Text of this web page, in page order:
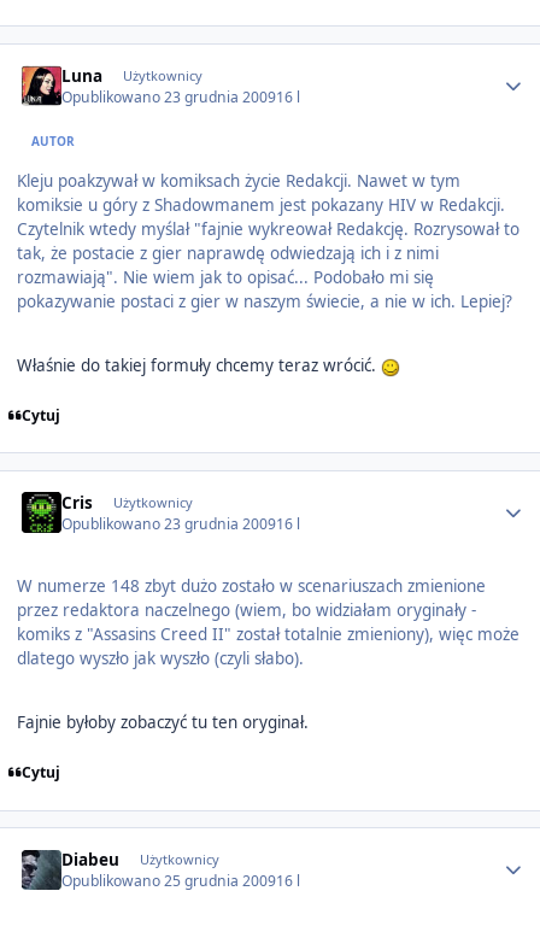
Luna Użytkownicy
Opublikowano23 grudnia 200916 l
AUTOR
Kleju poakzywał w komiksach życie Redakcji. Nawet w tym
komiksie u góry z Shadowmanem jest pokazany HIV w Redakcji.
Czytelnik wtedy myślał "fajnie wykreował Redakcję. Rozrysował to
tak, że postacie z gier naprawdę odwiedzają ich i z nimi
rozmawiają". Nie wiem jak to opisać... Podobało mi się
pokazywanie postaci z gier w naszym świecie, a nie w ich. Lepiej?
Właśnie do takiej formuły chcemy teraz wrócić.
Cytuj
Cris Użytkownicy
Opublikowano23 grudnia 200916 l
W numerze 148 zbyt dużo zostało w scenariuszach zmienione
przez redaktora naczelnego (wiem, bo widziałam oryginały -
komiks z "Assasins Creed II" został totalnie zmieniony), więc może
dlatego wyszło jak wyszło (czyli słabo).
Fajnie byłoby zobaczyć tu ten oryginał.
Cytuj
Diabeu Użytkownicy
Opublikowano25 grudnia 200916 l